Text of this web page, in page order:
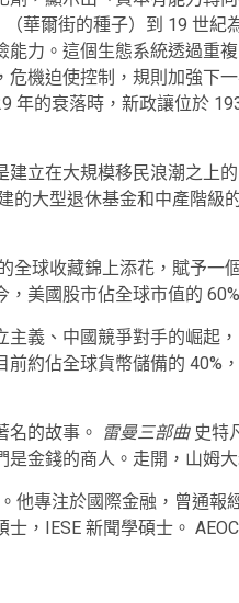
華爾街的種子）到 19 世紀
能力。這個生態系統透過重
機迫使控制，規則加強下
年的衰落時，新政讓位於
立在大規模移民浪潮之上
的大型退休基金和中產階級
全球收藏錦上添花，賦予一
美國股市佔全球市值的
義、中國競爭對手的崛起
約佔全球貨幣儲備的 40%
名的故事。 雷曼三部曲 史特
金錢的商人。走開，山姆大
他專注於國際金融，曾通報
，IESE 新聞學碩士。 AEOC